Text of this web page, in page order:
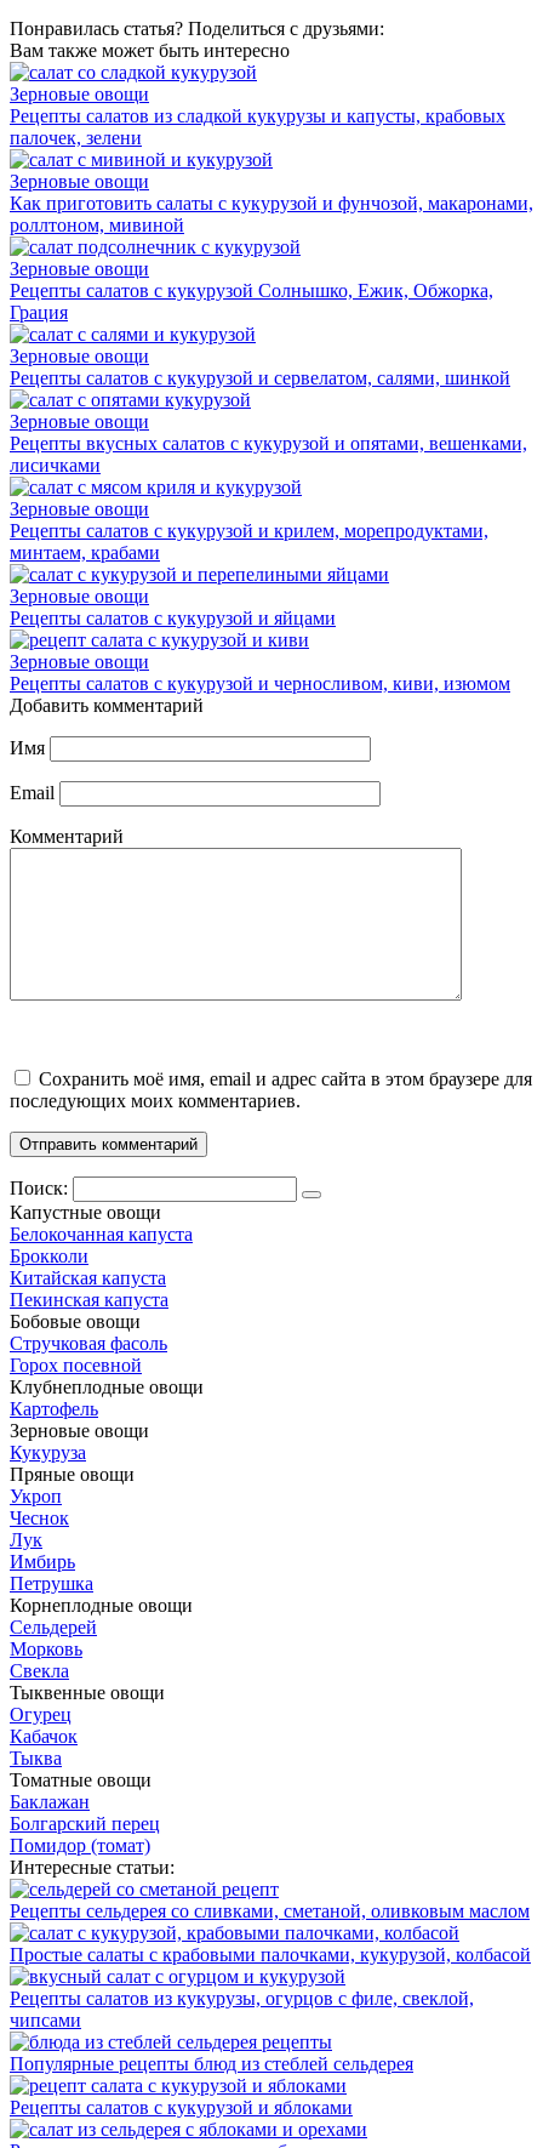
Понравилась статья? Поделиться с друзьями:
Вам также может быть интересно
Зерновые овощи
Рецепты салатов из сладкой кукурузы и капусты, крабовых
палочек, зелени
Зерновые овощи
Как приготовить салаты с кукурузой и фунчозой, макаронами,
роллтоном, мивиной
Зерновые овощи
Рецепты салатов с кукурузой Солнышко, Ежик, Обжорка,
Грация
Зерновые овощи
Рецепты салатов с кукурузой и сервелатом, салями, шинкой
Зерновые овощи
Рецепты вкусных салатов с кукурузой и опятами, вешенками,
лисичками
Зерновые овощи
Рецепты салатов с кукурузой и крилем, морепродуктами,
минтаем, крабами
Зерновые овощи
Рецепты салатов с кукурузой и яйцами
Зерновые овощи
Рецепты салатов с кукурузой и черносливом, киви, изюмом
Добавить комментарий
Имя
Email
Комментарий
Сохранить моё имя, email и адрес сайта в этом браузере для
последующих моих комментариев.
Поиск:
Капустные овощи
Белокочанная капуста
Брокколи
Китайская капуста
Пекинская капуста
Бобовые овощи
Стручковая фасоль
Горох посевной
Клубнеплодные овощи
Картофель
Зерновые овощи
Кукуруза
Пряные овощи
Укроп
Чеснок
Лук
Имбирь
Петрушка
Корнеплодные овощи
Сельдерей
Морковь
Свекла
Тыквенные овощи
Огурец
Кабачок
Тыква
Томатные овощи
Баклажан
Болгарский перец
Помидор (томат)
Интересные статьи:
Рецепты сельдерея со сливками, сметаной, оливковым маслом
Простые салаты с крабовыми палочками, кукурузой, колбасой
Рецепты салатов из кукурузы, огурцов с филе, свеклой,
чипсами
Популярные рецепты блюд из стеблей сельдерея
Рецепты салатов с кукурузой и яблоками